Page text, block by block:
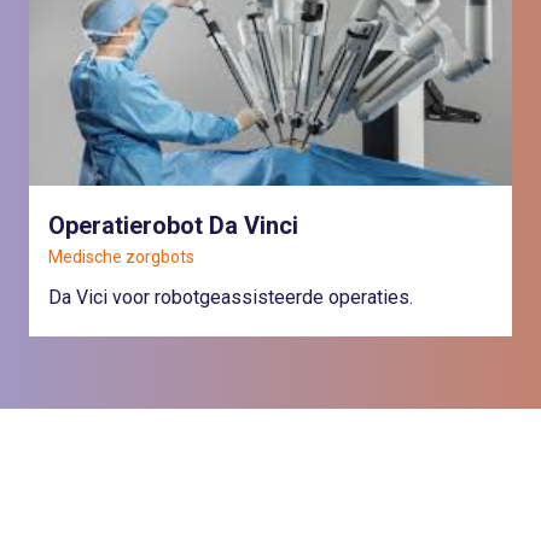
Operatierobot Da Vinci
Medische zorgbots
Da Vici voor robotgeassisteerde operaties.